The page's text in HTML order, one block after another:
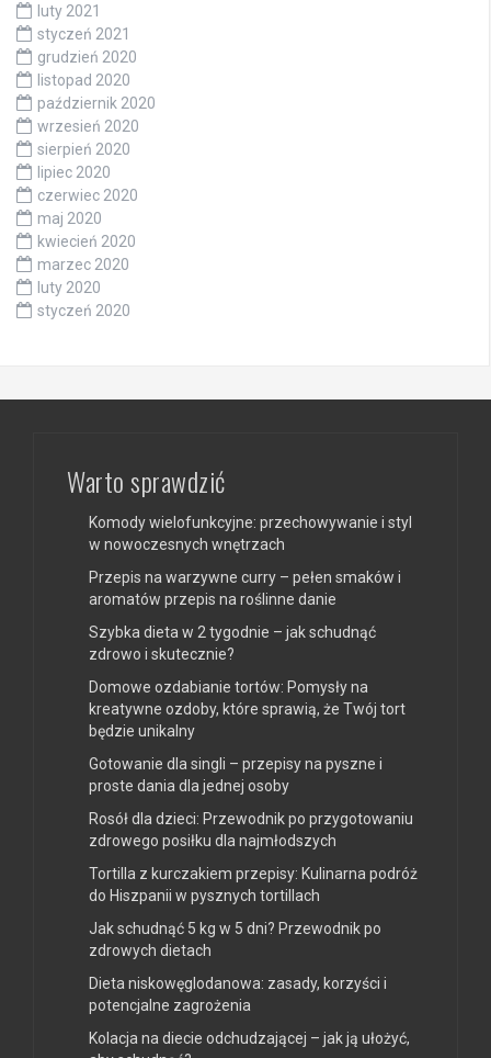
luty 2021
styczeń 2021
grudzień 2020
listopad 2020
październik 2020
wrzesień 2020
sierpień 2020
lipiec 2020
czerwiec 2020
maj 2020
kwiecień 2020
marzec 2020
luty 2020
styczeń 2020
Warto sprawdzić
Komody wielofunkcyjne: przechowywanie i styl
w nowoczesnych wnętrzach
Przepis na warzywne curry – pełen smaków i
aromatów przepis na roślinne danie
Szybka dieta w 2 tygodnie – jak schudnąć
zdrowo i skutecznie?
Domowe ozdabianie tortów: Pomysły na
kreatywne ozdoby, które sprawią, że Twój tort
będzie unikalny
Gotowanie dla singli – przepisy na pyszne i
proste dania dla jednej osoby
Rosół dla dzieci: Przewodnik po przygotowaniu
zdrowego posiłku dla najmłodszych
Tortilla z kurczakiem przepisy: Kulinarna podróż
do Hiszpanii w pysznych tortillach
Jak schudnąć 5 kg w 5 dni? Przewodnik po
zdrowych dietach
Dieta niskowęglodanowa: zasady, korzyści i
potencjalne zagrożenia
Kolacja na diecie odchudzającej – jak ją ułożyć,